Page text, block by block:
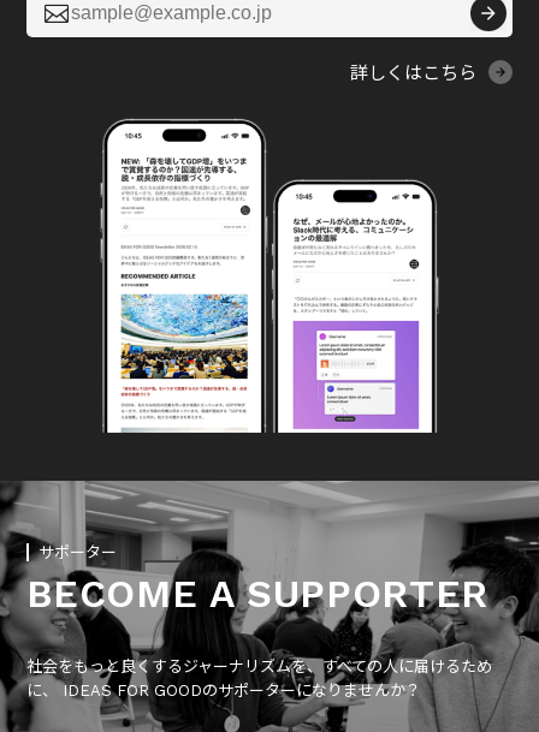

詳しくはこちら
サポーター
BECOME A SUPPORTER
社会をもっと良くするジャーナリズムを、すべての人に届けるため
に、 IDEAS FOR GOODのサポーターになりませんか？